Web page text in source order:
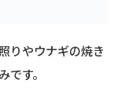
りやウナギの焼き
す。